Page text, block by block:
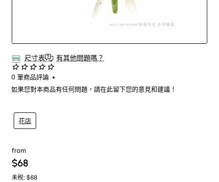
尺寸表 有其他問題嗎？
花店
0 筆商品評論 •
如果您對本商品有任何問題，請在此留下您的意見和建議！
from
$68
未稅: $68